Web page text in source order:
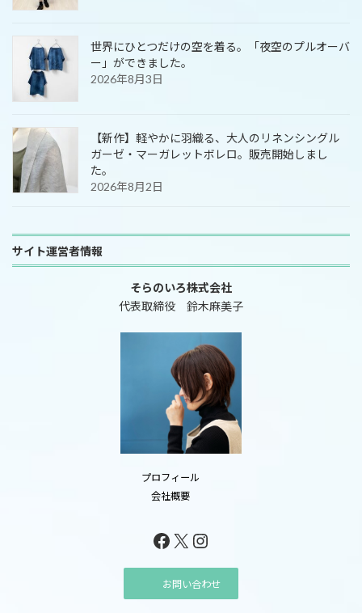
世界にひとつだけの空を着る。「夜空のプルオーバ
ー」ができました。
2026年8月3日
【新作】軽やかに羽織る、大人のリネンシングル
ガーゼ・マーガレットボレロ。販売開始しまし
た。
2026年8月2日
サイト運営者情報
そらのいろ株式会社
代表取締役 鈴木麻美子
プロフィール
会社概要
Facebook
X Instagram
お問い合わせ